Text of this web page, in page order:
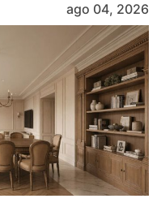
ago 04, 2026